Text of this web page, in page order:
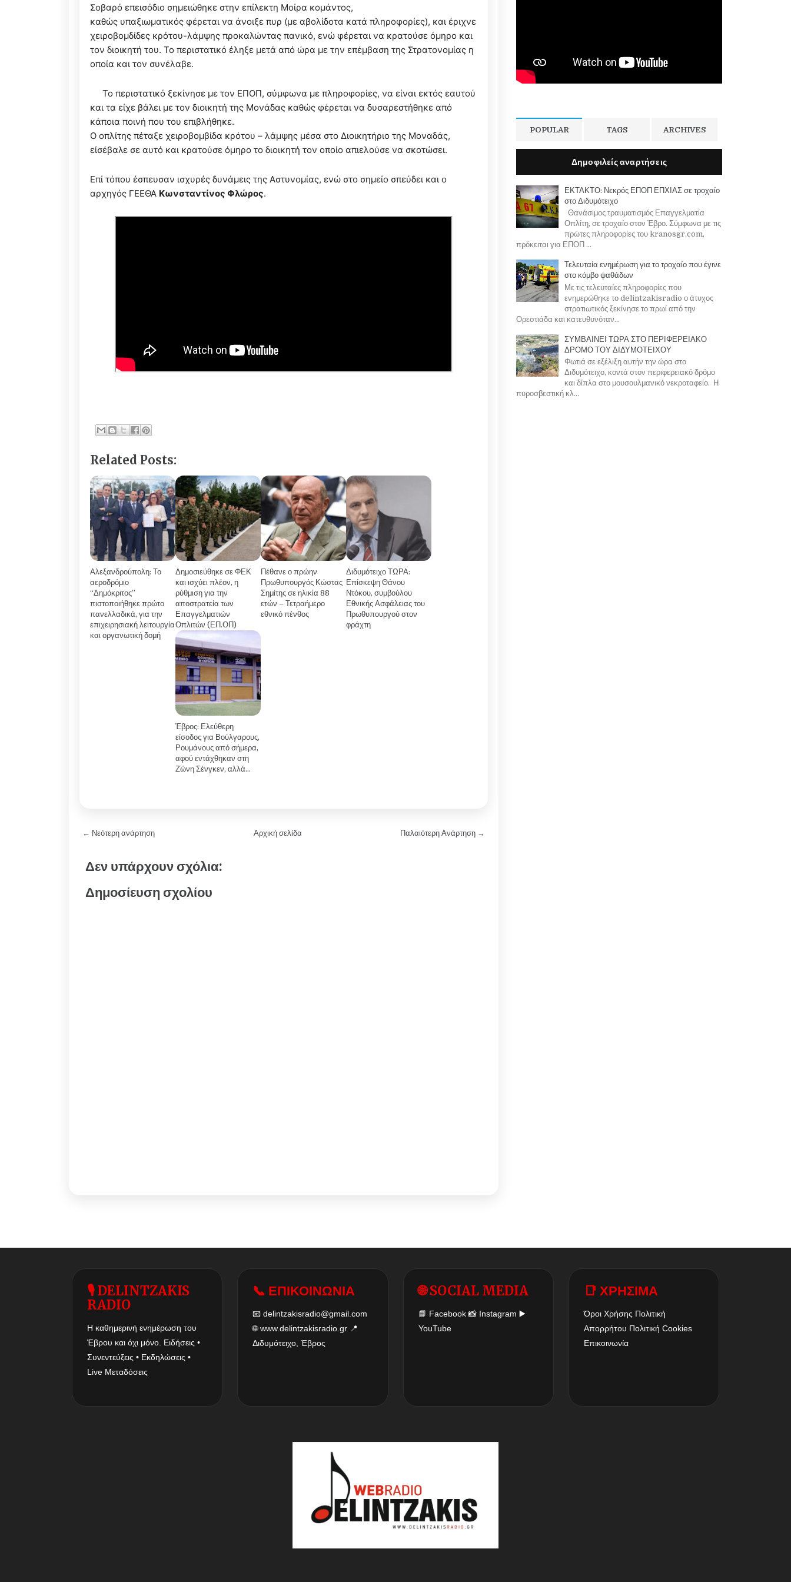
Σοβαρό επεισόδιο σημειώθηκε στην επίλεκτη Μοίρα κομάντος,
καθώς υπαξιωματικός φέρεται να άνοιξε πυρ (με αβολίδοτα κατά πληροφορίες), και έριχνε
χειροβομδίδες κρότου-λάμψης προκαλώντας πανικό, ενώ φέρεται να κρατούσε όμηρο και
τον διοικητή του. Το περιστατικό έληξε μετά από ώρα με την επέμβαση της Στρατονομίας η
οποία και τον συνέλαβε.
Το περιστατικό ξεκίνησε με τον ΕΠΟΠ, σύμφωνα με πληροφορίες, να είναι εκτός εαυτού
και τα είχε βάλει με τον διοικητή της Μονάδας καθώς φέρεται να δυσαρεστήθηκε από
κάποια ποινή που του επιβλήθηκε.
Ο οπλίτης πέταξε χειροβομβίδα κρότου – λάμψης μέσα στο Διοικητήριο της Μοναδάς,
είσέβαλε σε αυτό και κρατούσε όμηρο το διοικητή τον οποίο απιελούσε να σκοτώσει.
Επί τόπου έσπευσαν ισχυρές δυνάμεις της Αστυνομίας, ενώ στο σημείο σπεύδει και ο
αρχηγός ΓΕΕΘΑ Κωνσταντίνος Φλώρος.
Related Posts:
Αλεξανδρούπολη: Το
αεροδρόμιο
“Δημόκριτος”
πιστοποιήθηκε πρώτο
πανελλαδικά, για την
επιχειρησιακή λειτουργία
και οργανωτική δομή
Δημοσιεύθηκε σε ΦΕΚ
και ισχύει πλέον, η
ρύθμιση για την
αποστρατεία των
Επαγγελματιών
Οπλιτών (ΕΠ.ΟΠ)
Πέθανε ο πρώην
Πρωθυπουργός Κώστας
Σημίτης σε ηλικία 88
ετών – Τετραήμερο
εθνικό πένθος
Διδυμότειχο ΤΩΡΑ:
Επίσκεψη Θάνου
Ντόκου, συμβούλου
Εθνικής Ασφάλειας του
Πρωθυπουργού στον
φράχτη
Έβρος: Ελεύθερη
είσοδος για Βούλγαρους,
Ρουμάνους από σήμερα,
αφού εντάχθηκαν στη
Ζώνη Σένγκεν, αλλά…
← Νεότερη ανάρτηση Παλαιότερη Ανάρτηση →
Αρχική σελίδα
Δεν υπάρχουν σχόλια:
Δημοσίευση σχολίου
POPULAR TAGS ARCHIVES
Δημοφιλείς αναρτήσεις
ΕΚΤΑΚΤΟ: Νεκρός ΕΠΟΠ ΕΠΧΙΑΣ σε τροχαίο
στο Διδυμότειχο
Θανάσιμος τραυματισμός Επαγγελματία
Οπλίτη, σε τροχαίο στον Έβρο. Σύμφωνα με τις
πρώτες πληροφορίες του kranosgr.com,
πρόκειται για ΕΠΟΠ ...
Τελευταία ενημέρωση για το τροχαίο που έγινε
στο κόμβο ψαθάδων
Με τις τελευταίες πληροφορίες που
ενημερώθηκε το delintzakisradio ο άτυχος
στρατιωτικός ξεκίνησε το πρωί από την
Ορεστιάδα και κατευθυνόταν...
ΣΥΜΒΑΙΝΕΙ ΤΩΡΑ ΣΤΟ ΠΕΡΙΦΕΡΕΙΑΚΟ
ΔΡΟΜΟ ΤΟΥ ΔΙΔΥΜΟΤΕΙΧΟΥ
Φωτιά σε εξέλιξη αυτήν την ώρα στο
Διδυμότειχο, κοντά στον περιφερειακό δρόμο
και δίπλα στο μουσουλμανικό νεκροταφείο. Η
πυροσβεστική κλ...
🎙 DELINTZAKIS
RADIO
Η καθημερινή ενημέρωση του
Έβρου και όχι μόνο. Ειδήσεις •
Συνεντεύξεις • Εκδηλώσεις •
Live Μεταδόσεις
📞 ΕΠΙΚΟΙΝΩΝΙΑ
📧delintzakisradio@gmail.com
🌐www.delintzakisradio.gr 📍
Διδυμότειχο, Έβρος
🌐 SOCIAL MEDIA
📘 Facebook📸 Instagram ▶️
YouTube
📑 ΧΡΗΣΙΜΑ
Όροι Χρήσης Πολιτική
Απορρήτου Πολιτική Cookies
Επικοινωνία